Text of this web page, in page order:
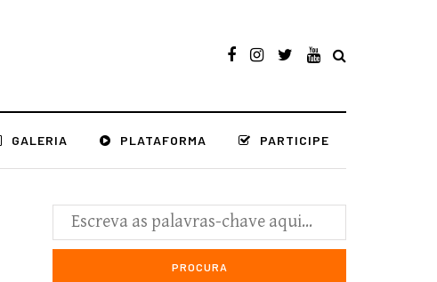
GALERIA PLATAFORMA PARTICIPE